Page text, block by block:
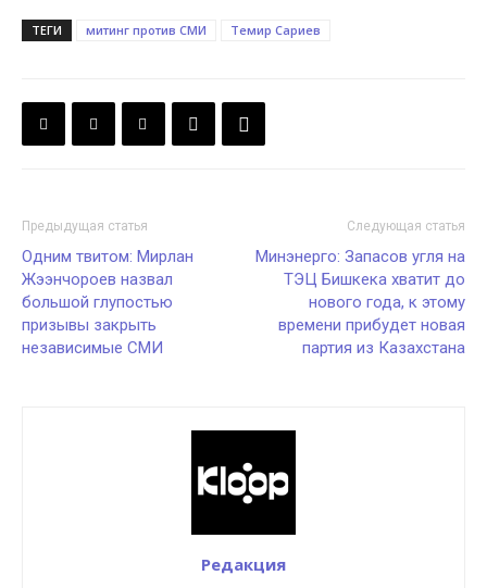
ТЕГИ митинг против СМИ Темир Сариев
Предыдущая статья
Одним твитом: Мирлан
Жээнчороев назвал
большой глупостью
призывы закрыть
независимые СМИ
Следующая статья
Минэнерго: Запасов угля на
ТЭЦ Бишкека хватит до
нового года, к этому
времени прибудет новая
партия из Казахстана
Редакция